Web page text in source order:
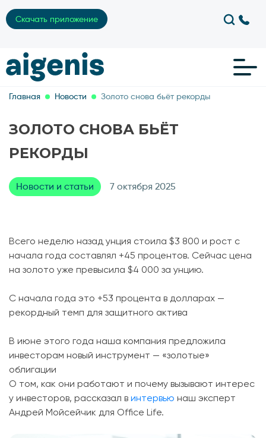
Скачать приложение
Главная Новости Золото снова бьёт рекорды
ЗОЛОТО СНОВА БЬЁТ
РЕКОРДЫ
Новости и статьи 7 октября 2025
Всего неделю назад унция стоила $3 800 и рост с
начала года составлял +45 процентов. Сейчас цена
на золото уже превысила $4 000 за унцию.
С начала года это +53 процента в долларах —
рекордный темп для защитного актива
В июне этого года наша компания предложила
инвесторам новый инструмент — «золотые»
облигации
О том, как они работают и почему вызывают интерес
у инвесторов, рассказал в интервью наш эксперт
Андрей Мойсейчик для Office Life.